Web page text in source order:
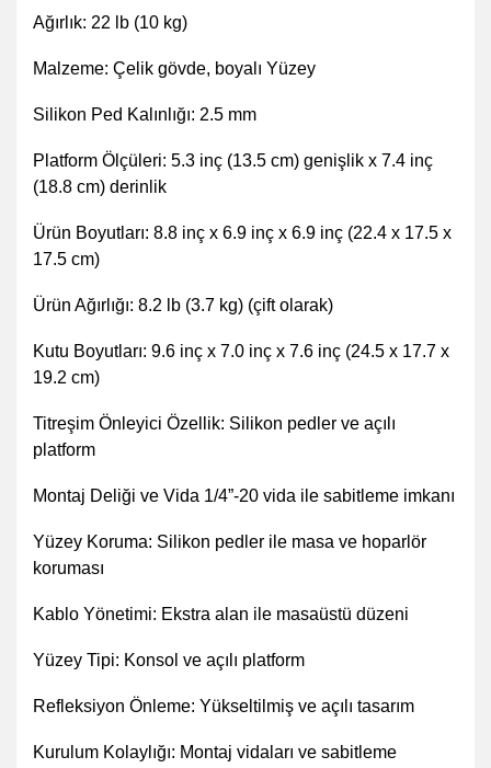
Ağırlık: 22 lb (10 kg)
Malzeme: Çelik gövde, boyalı Yüzey
Silikon Ped Kalınlığı: 2.5 mm
Platform Ölçüleri: 5.3 inç (13.5 cm) genişlik x 7.4 inç
(18.8 cm) derinlik
Ürün Boyutları: 8.8 inç x 6.9 inç x 6.9 inç (22.4 x 17.5 x
17.5 cm)
Ürün Ağırlığı: 8.2 lb (3.7 kg) (çift olarak)
Kutu Boyutları: 9.6 inç x 7.0 inç x 7.6 inç (24.5 x 17.7 x
19.2 cm)
Titreşim Önleyici Özellik: Silikon pedler ve açılı
platform
Montaj Deliği ve Vida 1/4”-20 vida ile sabitleme imkanı
Yüzey Koruma: Silikon pedler ile masa ve hoparlör
koruması
Kablo Yönetimi: Ekstra alan ile masaüstü düzeni
Yüzey Tipi: Konsol ve açılı platform
Refleksiyon Önleme: Yükseltilmiş ve açılı tasarım
Kurulum Kolaylığı: Montaj vidaları ve sabitleme